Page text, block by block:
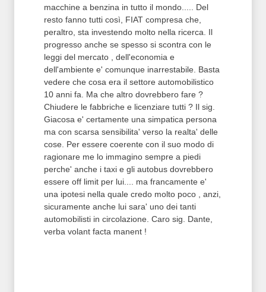
macchine a benzina in tutto il mondo..... Del
resto fanno tutti così, FIAT compresa che,
peraltro, sta investendo molto nella ricerca. Il
progresso anche se spesso si scontra con le
leggi del mercato , dell'economia e
dell'ambiente e' comunque inarrestabile. Basta
vedere che cosa era il settore automobilistico
10 anni fa. Ma che altro dovrebbero fare ?
Chiudere le fabbriche e licenziare tutti ? Il sig.
Giacosa e' certamente una simpatica persona
ma con scarsa sensibilita' verso la realta' delle
cose. Per essere coerente con il suo modo di
ragionare me lo immagino sempre a piedi
perche' anche i taxi e gli autobus dovrebbero
essere off limit per lui.... ma francamente e'
una ipotesi nella quale credo molto poco , anzi,
sicuramente anche lui sara' uno dei tanti
automobilisti in circolazione. Caro sig. Dante,
verba volant facta manent !